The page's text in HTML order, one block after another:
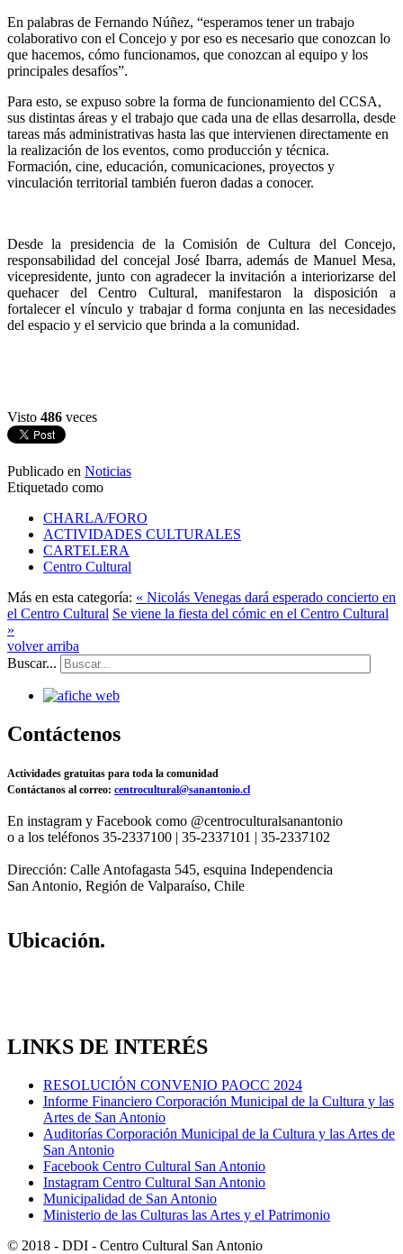
En palabras de Fernando Núñez, “esperamos tener un trabajo
colaborativo con el Concejo y por eso es necesario que conozcan lo
que hacemos, cómo funcionamos, que conozcan al equipo y los
principales desafíos”.
Para esto, se expuso sobre la forma de funcionamiento del CCSA,
sus distintas áreas y el trabajo que cada una de ellas desarrolla, desde
tareas más administrativas hasta las que intervienen directamente en
la realización de los eventos, como producción y técnica.
Formación, cine, educación, comunicaciones, proyectos y
vinculación territorial también fueron dadas a conocer.
Desde la presidencia de la Comisión de Cultura del Concejo,
responsabilidad del concejal José Ibarra, además de Manuel Mesa,
vicepresidente, junto con agradecer la invitación a interiorizarse del
quehacer del Centro Cultural, manifestaron la disposición a
fortalecer el vínculo y trabajar d forma conjunta en las necesidades
del espacio y el servicio que brinda a la comunidad.
Visto 486 veces
Publicado en Noticias
Etiquetado como
CHARLA/FORO
ACTIVIDADES CULTURALES
CARTELERA
Centro Cultural
Más en esta categoría: « Nicolás Venegas dará esperado concierto en
el Centro Cultural Se viene la fiesta del cómic en el Centro Cultural
»
volver arriba
Buscar...
Contáctenos
Actividades gratuitas para toda la comunidad
Contáctanos al correo: centrocultural@sanantonio.cl
En instagram y Facebook como @centroculturalsanantonio
o a los teléfonos 35-2337100 | 35-2337101 | 35-2337102
Dirección: Calle Antofagasta 545, esquina Independencia
San Antonio, Región de Valparaíso, Chile
Ubicación.
LINKS DE INTERÉS
RESOLUCIÓN CONVENIO PAOCC 2024
Informe Financiero Corporación Municipal de la Cultura y las
Artes de San Antonio
Auditorías Corporación Municipal de la Cultura y las Artes de
San Antonio
Facebook Centro Cultural San Antonio
Instagram Centro Cultural San Antonio
Municipalidad de San Antonio
Ministerio de las Culturas las Artes y el Patrimonio
© 2018 - DDI - Centro Cultural San Antonio